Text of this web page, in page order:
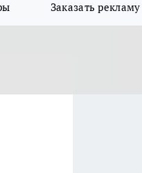
Заказать рекламу